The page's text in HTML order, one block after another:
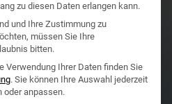
zu diesen Daten erlangen kann.
und Ihre Zustimmung zu
müssen Sie Ihre
bitten.
Verwendung Ihrer Daten finden Sie
. Sie können Ihre Auswahl jederzeit
oder anpassen.